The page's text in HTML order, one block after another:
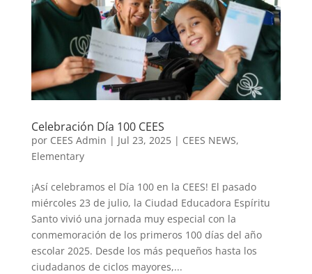
Celebración Día 100 CEES
por CEES Admin | Jul 23, 2025| CEES NEWS,
Elementary
¡Así celebramos el Día 100 en la CEES! El pasado
miércoles 23 de julio, la Ciudad Educadora Espíritu
Santo vivió una jornada muy especial con la
conmemoración de los primeros 100 días del año
escolar 2025. Desde los más pequeños hasta los
ciudadanos de ciclos mayores,...